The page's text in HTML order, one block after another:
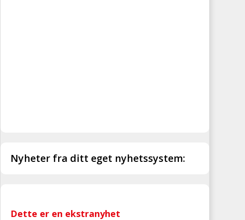
Nyheter fra ditt eget nyhetssystem:
Dette er en ekstranyhet